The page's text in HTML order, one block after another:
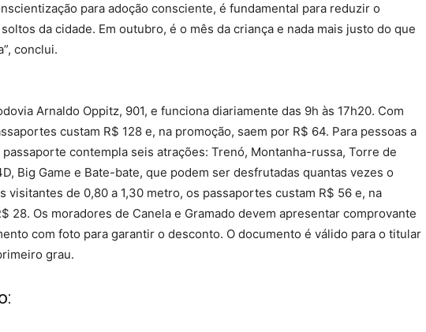
para adoção consciente, é fundamental para reduzir o
da cidade. Em outubro, é o mês da criança e nada mais justo do que
conclui.
Arnaldo Oppitz, 901, e funciona diariamente das 9h às 17h20. Com
custam R$ 128 e, na promoção, saem por R$ 64. Para pessoas a
contempla seis atrações: Trenó, Montanha-russa, Torre de
Big Game e Bate-bate, que podem ser desfrutadas quantas vezes o
visitantes de 0,80 a 1,30 metro, os passaportes custam R$ 56 e, na
28. Os moradores de Canela e Gramado devem apresentar comprovante
com foto para garantir o desconto. O documento é válido para o titular
grau.